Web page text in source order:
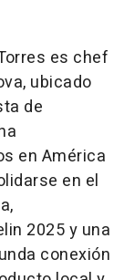
es chef
ubicado
de
en América
en el
2025 y una
conexión